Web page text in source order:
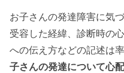
お子さんの発達障害に気
受容した経緯、診断時の
への伝え方などの記述は
子さんの発達について心